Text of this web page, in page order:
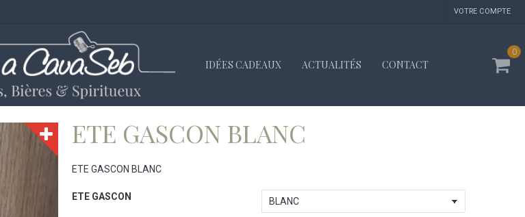
IDÉES CADEAUX ACTUALITÉS CONTACT
0
VOTRE COMPTE
ETE GASCON BLANC
ETE GASCON BLANC
ETE GASCON